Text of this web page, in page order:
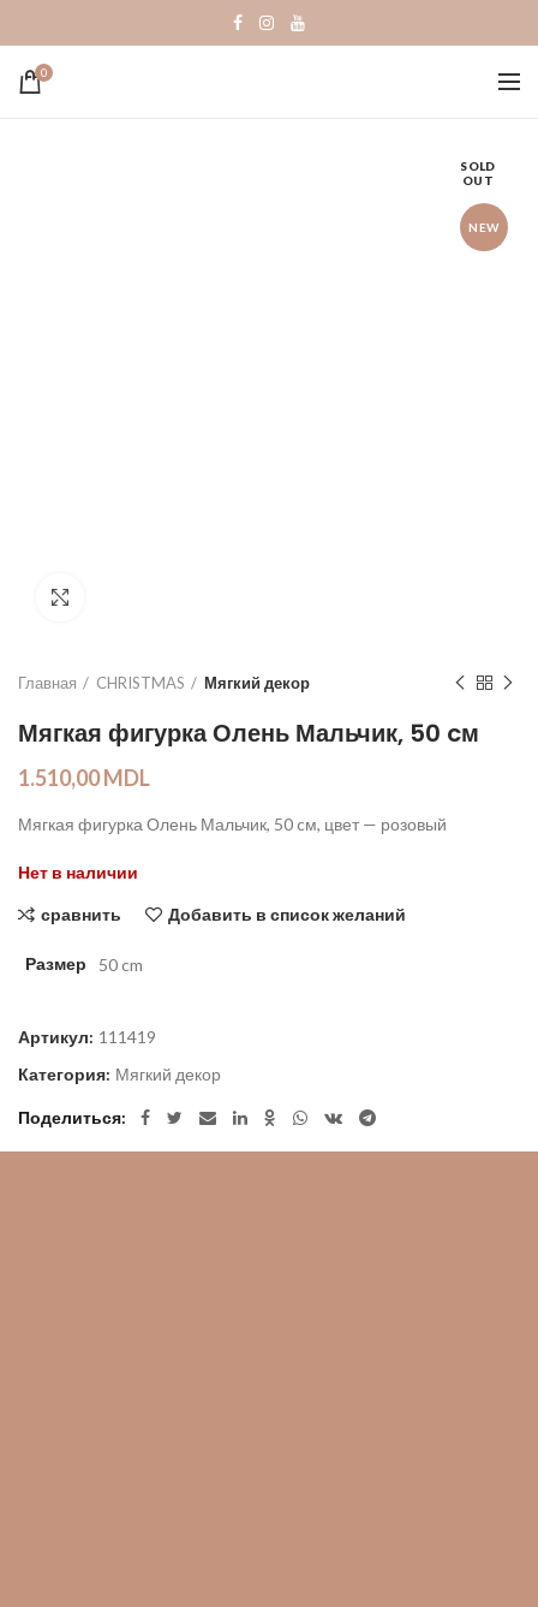
0
SOLD
OUT
NEW
Главная CHRISTMAS Мягкий декор
Мягкая фигурка Олень Мальчик, 50 cм
1.510,00MDL
Мягкая фигурка Олень Мальчик, 50 cм, цвет — розовый
Нет в наличии
сравнить Добавить в список желаний
Размер 50 cm
Артикул: 111419
Категория: Мягкий декор
Поделиться